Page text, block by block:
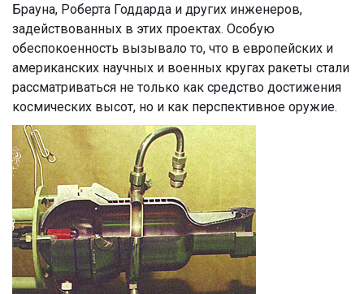
Брауна, Роберта Годдарда и других инженеров,
задействованных в этих проектах. Особую
обеспокоенность вызывало то, что в европейских и
американских научных и военных кругах ракеты стали
рассматриваться не только как средство достижения
космических высот, но и как перспективное оружие.